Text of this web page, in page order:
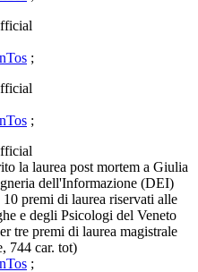
;
;
la laurea post mortem a Giulia
dell'Informazione (DEI)
premi di laurea riservati alle
e degli Psicologi del Veneto
tre premi di laurea magistrale
744 car. tot)
;